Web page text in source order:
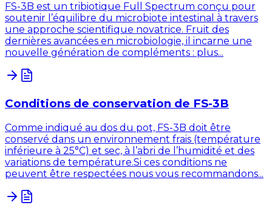
FS-3B est un tribiotique Full Spectrum conçu pour
soutenir l’équilibre du microbiote intestinal à travers
une approche scientifique novatrice. Fruit des
dernières avancées en microbiologie, il incarne une
nouvelle génération de compléments : plus...
Conditions de conservation de FS-3B
Comme indiqué au dos du pot, FS-3B doit être
conservé dans un environnement frais (température
inférieure à 25°C) et sec, à l’abri de l’humidité et des
variations de température.Si ces conditions ne
peuvent être respectées nous vous recommandons...